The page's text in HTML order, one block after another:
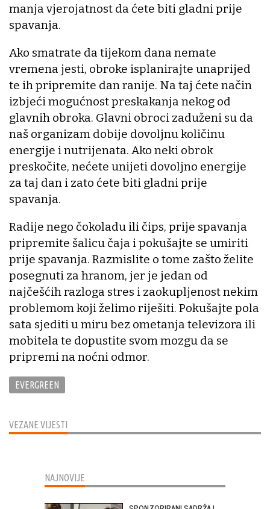
VEZANE VIJESTI
manja vjerojatnost da ćete biti gladni prije
spavanja.
Ako smatrate da tijekom dana nemate
vremena jesti, obroke isplanirajte unaprijed
te ih pripremite dan ranije. Na taj ćete način
izbjeći mogućnost preskakanja nekog od
glavnih obroka. Glavni obroci zaduženi su da
naš organizam dobije dovoljnu količinu
energije i nutrijenata. Ako neki obrok
preskočite, nećete unijeti dovoljno energije
za taj dan i zato ćete biti gladni prije
spavanja.
Radije nego čokoladu ili čips, prije spavanja
pripremite šalicu čaja i pokušajte se umiriti
prije spavanja. Razmislite o tome zašto želite
posegnuti za hranom, jer je jedan od
najčešćih razloga stres i zaokupljenost nekim
problemom koji želimo riješiti. Pokušajte pola
sata sjediti u miru bez ometanja televizora ili
mobitela te dopustite svom mozgu da se
pripremi na noćni odmor.
EVERGREEN
NAJNOVIJE